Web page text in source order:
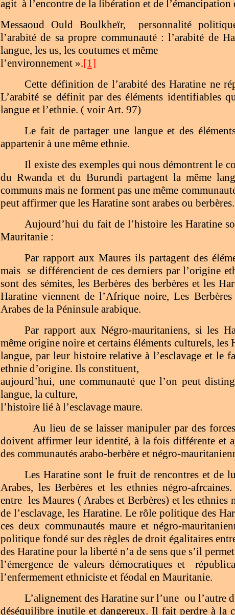
agit à l’encontre de la libération et de l’émancipation
Messaoud Ould Boulkheïr,
personnalité
l’arabité de sa propre communauté : l’arabité de
langue, les us, les coutumes et même
l’environnement ».[1]
Cette définition de l’arabité des Haratine ne
L’arabité se définit par des éléments identifiables
langue et l’ethnie. ( voir Art. 97)
Le fait de partager une langue et des
appartenir à une même ethnie.
Il existe des exemples qui nous démontrent le
du Rwanda et du Burundi partagent la même
communs mais ne forment pas une même
peut affirmer que les Haratine sont arabes ou berbères.
Aujourd’hui du fait de l’histoire les Haratine
Mauritanie :
Par rapport aux Maures ils partagent des
mais se différencient de ces derniers par l’origine
sont des sémites, les Berbères des berbères et les
Haratine viennent de l’Afrique noire, Les
Arabes de la Péninsule arabique.
Par rapport aux Négro-mauritaniens, si les
même origine noire et certains éléments culturels, les
langue, par leur histoire relative à l’esclavage et le
ethnie d’origine. Ils constituent,
aujourd’hui, une communauté que l’on peut
langue, la culture,
l’histoire lié à l’esclavage maure.
Au lieu de se laisser manipuler par des
doivent affirmer leur identité, à la fois différente et
des communautés arabo-berbère et négro-
Les Haratine sont le fruit de rencontres et de
Arabes, les Berbères et les ethnies négro-
entre les Maures ( Arabes et Berbères) et les ethnies
de l’esclavage, les Haratine. Le rôle politique des
ces deux communautés maure et négro-
politique fondé sur des règles de droit égalitaires
des Haratine pour la liberté n’a de sens que s’il permet
l’émergence de valeurs démocratiques et
l’enfermement ethniciste et féodal en Mauritanie.
L’alignement des Haratine sur l’une ou l’autre
déséquilibre inutile et dangereux. Il fait perdre à la